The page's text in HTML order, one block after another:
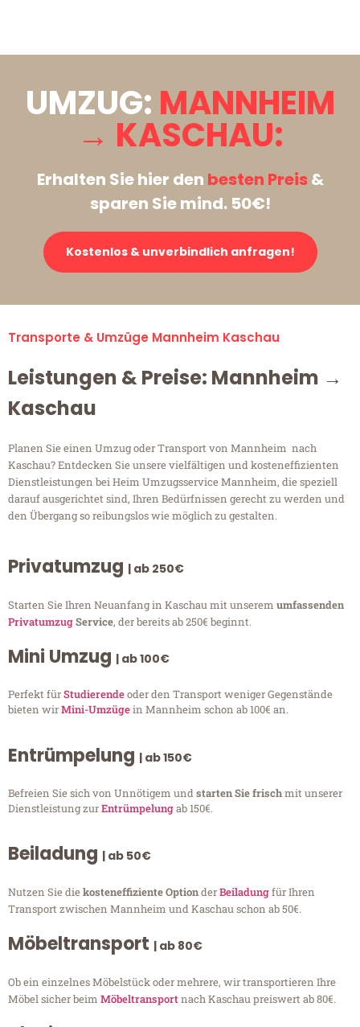
UMZUG: MANNHEIM
→ KASCHAU:
Erhalten Sie hier den besten Preis&
sparen Sie mind. 50€!
Kostenlos & unverbindlich anfragen!
Transporte & Umzüge Mannheim Kaschau
Leistungen & Preise: Mannheim →
Kaschau
Planen Sie einen Umzug oder Transport von Mannheim nach
Kaschau? Entdecken Sie unsere vielfältigen und kosteneffizienten
Dienstleistungen bei Heim Umzugsservice Mannheim, die speziell
darauf ausgerichtet sind, Ihren Bedürfnissen gerecht zu werden und
den Übergang so reibungslos wie möglich zu gestalten.
Privatumzug | ab 250€
Starten Sie Ihren Neuanfang in Kaschau mit unserem umfassenden
PrivatumzugService, der bereits ab 250€ beginnt.
Mini Umzug | ab 100€
Perfekt fürStudierendeoder den Transport weniger Gegenstände
bieten wirMini-Umzügein Mannheim schon ab 100€ an.
Entrümpelung | ab 150€
Befreien Sie sich von Unnötigem undstarten Sie frischmit unserer
Dienstleistung zurEntrümpelungab 150€.
Beiladung | ab 50€
Nutzen Sie diekosteneffiziente OptionderBeiladungfür Ihren
Transport zwischen Mannheim und Kaschau schon ab 50€.
Möbeltransport | ab 80€
Ob ein einzelnes Möbelstück oder mehrere, wir transportieren Ihre
Möbel sicher beim Möbeltransportnach Kaschau preiswert ab 80€.